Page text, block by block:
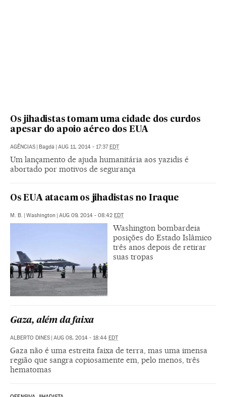
Os jihadistas tomam uma cidade dos curdos
apesar do apoio aéreo dos EUA
AGÊNCIAS Bagdá AUG 11, 2014 - 17:37 EDT
Um lançamento de ajuda humanitária aos yazidis é
abortado por motivos de segurança
Os EUA atacam os jihadistas no Iraque
M. B. Washington AUG 09, 2014 - 08:42 EDT
Washington bombardeia
posições do Estado Islâmico
três anos depois de retirar
suas tropas
Gaza, além da faixa
ALBERTO DINES AUG 08, 2014 - 18:44 EDT
Gaza não é uma estreita faixa de terra, mas uma imensa
região que sangra copiosamente em, pelo menos, três
hematomas